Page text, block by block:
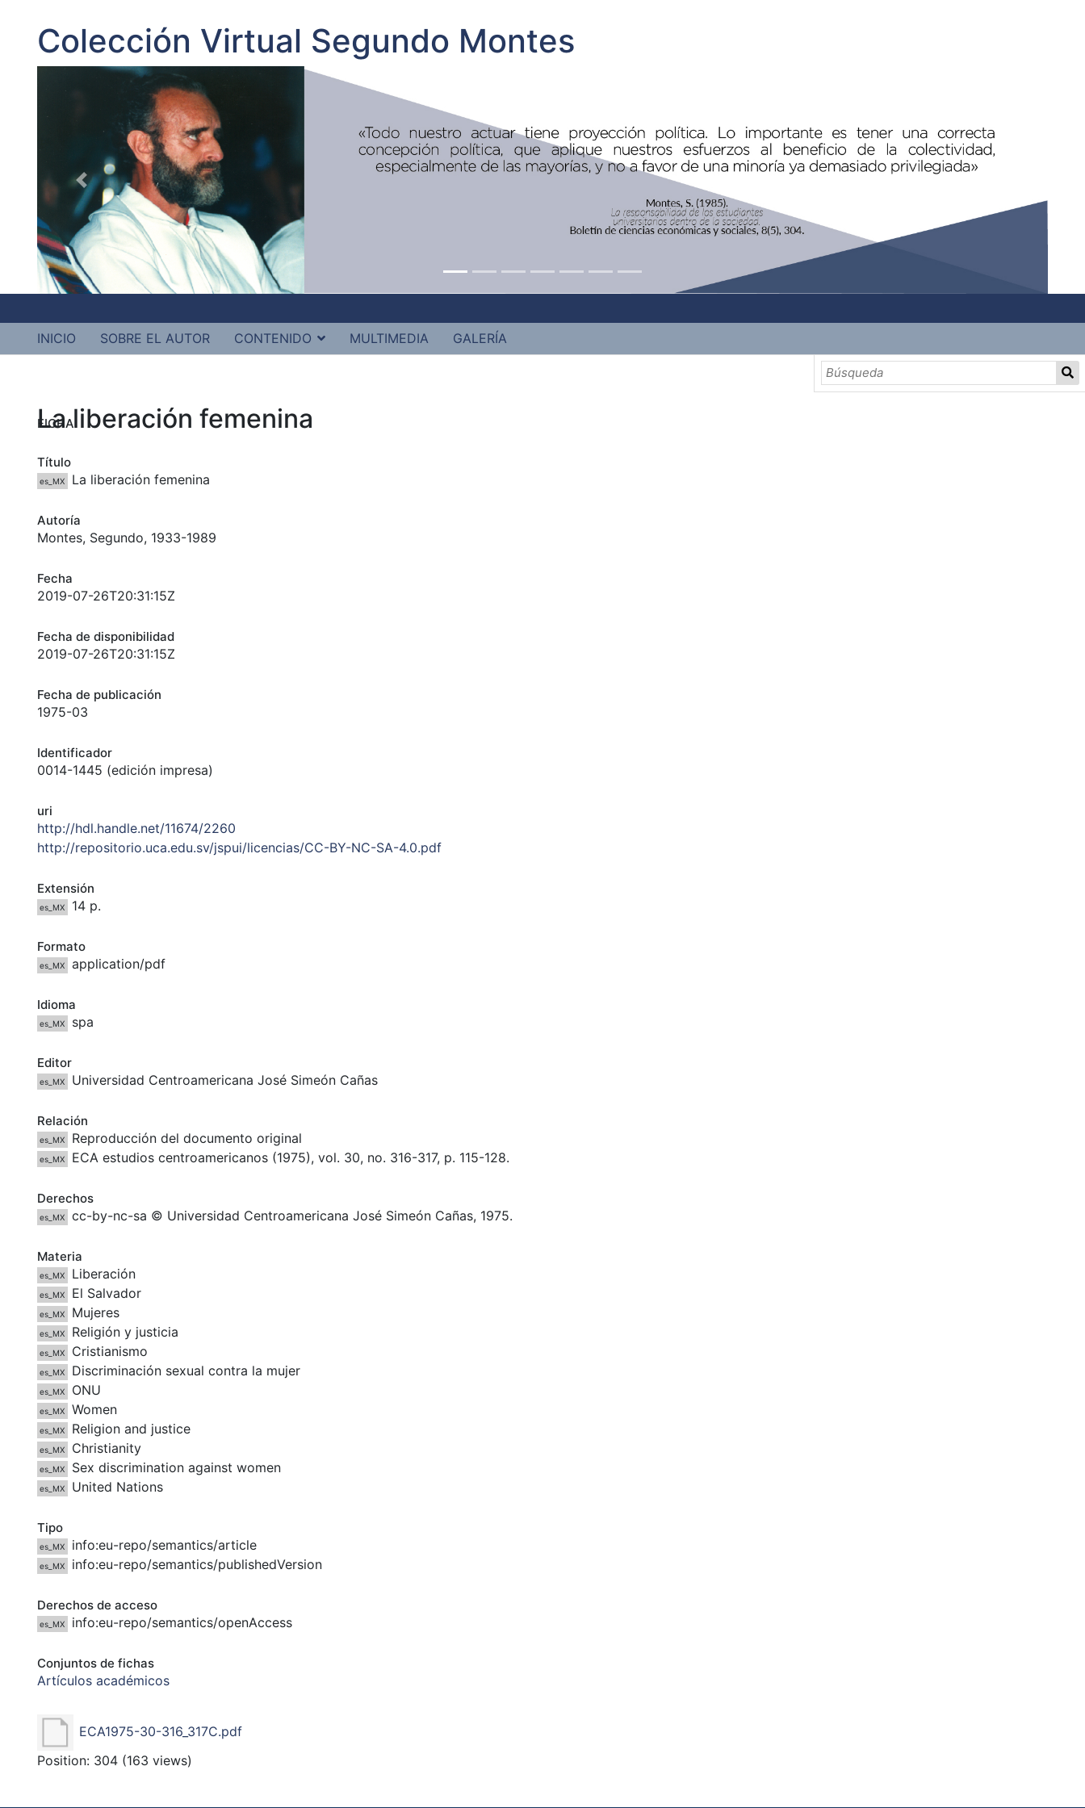
Colección Virtual Segundo Montes
INICIO SOBRE EL AUTOR CONTENIDO MULTIMEDIA GALERÍA
La liberación femenina
FICHA
Título
es_MX La liberación femenina
Autoría
Montes, Segundo, 1933-1989
Fecha
2019-07-26T20:31:15Z
Fecha de disponibilidad
2019-07-26T20:31:15Z
Fecha de publicación
1975-03
Identificador
0014-1445 (edición impresa)
uri
http://hdl.handle.net/11674/2260
http://repositorio.uca.edu.sv/jspui/licencias/CC-BY-NC-SA-4.0.pdf
Extensión
es_MX 14 p.
Formato
es_MX application/pdf
Idioma
es_MX spa
Editor
es_MX Universidad Centroamericana José Simeón Cañas
Relación
es_MX Reproducción del documento original
es_MX ECA estudios centroamericanos (1975), vol. 30, no. 316-317, p. 115-128.
Derechos
es_MX cc-by-nc-sa © Universidad Centroamericana José Simeón Cañas, 1975.
Materia
es_MX Liberación
es_MX El Salvador
es_MX Mujeres
es_MX Religión y justicia
es_MX Cristianismo
es_MX Discriminación sexual contra la mujer
es_MX ONU
es_MX Women
es_MX Religion and justice
es_MX Christianity
es_MX Sex discrimination against women
es_MX United Nations
Tipo
es_MX info:eu-repo/semantics/article
es_MX info:eu-repo/semantics/publishedVersion
Derechos de acceso
es_MX info:eu-repo/semantics/openAccess
Conjuntos de fichas
Artículos académicos
ECA1975-30-316_317C.pdf
Position: 304(163 views)